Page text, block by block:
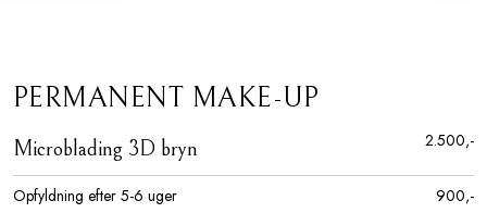
PERMANENT MAKE-UP
Microblading 3D bryn​ 2.500,-​
Opfyldning efter 5-6 uger
900,-​